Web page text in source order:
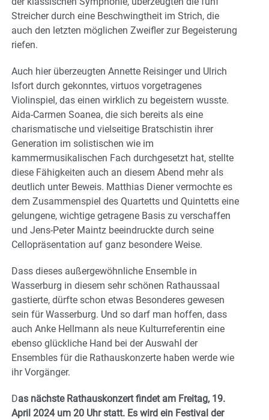
Streicher durch eine Beschwingtheit im Strich, die
auch den letzten möglichen Zweifler zur Begeisterung
riefen.
Auch hier überzeugten Annette Reisinger und Ulrich
Isfort durch gekonntes, virtuos vorgetragenes
Violinspiel, das einen wirklich zu begeistern wusste.
Aida-Carmen Soanea, die sich bereits als eine
charismatische und vielseitige Bratschistin ihrer
Generation im solistischen wie im
kammermusikalischen Fach durchgesetzt hat, stellte
diese Fähigkeiten auch an diesem Abend mehr als
deutlich unter Beweis. Matthias Diener vermochte es
dem Zusammenspiel des Quartetts und Quintetts eine
gelungene, wichtige getragene Basis zu verschaffen
und Jens-Peter Maintz beeindruckte durch seine
Cellopräsentation auf ganz besondere Weise.
Dass dieses außergewöhnliche Ensemble in
Wasserburg in diesem sehr schönen Rathaussaal
gastierte, dürfte schon etwas Besonderes gewesen
sein für Wasserburg. Und so darf man hoffen, dass
auch Anke Hellmann als neue Kulturreferentin eine
ebenso glückliche Hand bei der Auswahl der
Ensembles für die Rathauskonzerte haben werde wie
ihr Vorgänger.
Das nächste Rathauskonzert findet am Freitag, 19.
April 2024 um 20 Uhr statt. Es wird ein Festival der